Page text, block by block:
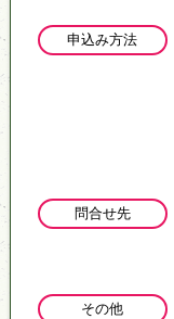
申込み方法
問合せ先
その他